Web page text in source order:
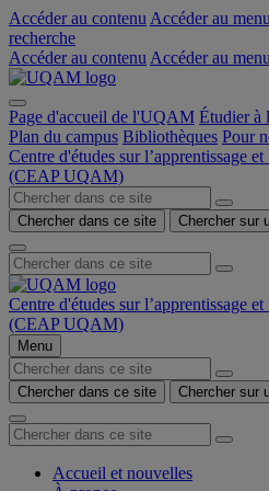
Accéder au contenu Accéder au
recherche
Accéder au contenu Accéder au
Page d'accueil de l'UQAM Étudier
Plan du campus Bibliothèques Pour
Centre d'études sur l’apprentissage
(CEAP UQAM)
Chercher dans ce site Chercher sur
Centre d'études sur l’apprentissage
(CEAP UQAM)
Menu
Chercher dans ce site Chercher sur
Accueil et nouvelles